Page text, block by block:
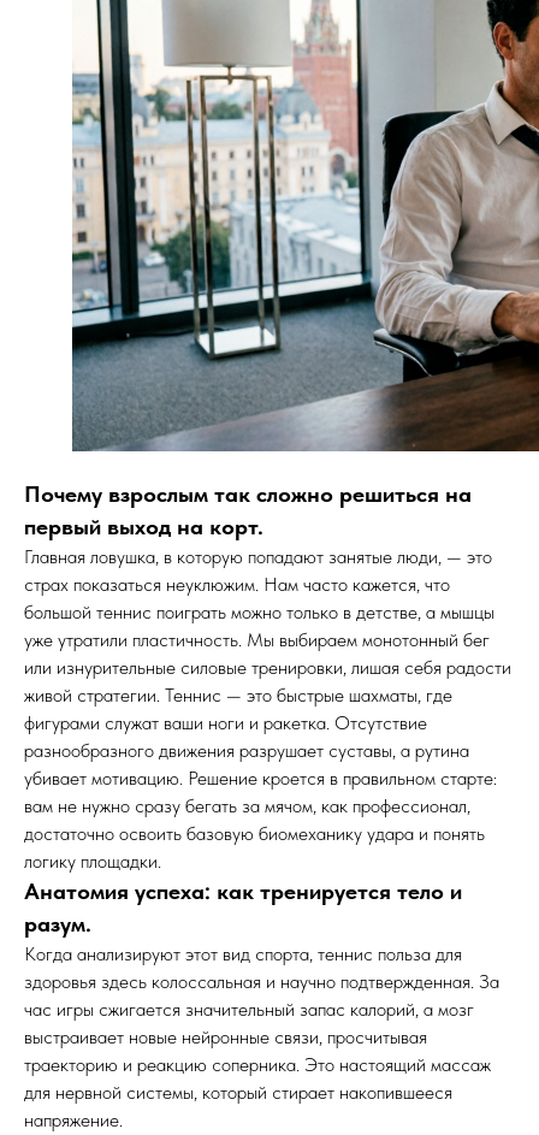
Почему взрослым так сложно решиться на
первый выход на корт.
Главная ловушка, в которую попадают занятые люди, — это
страх показаться неуклюжим. Нам часто кажется, что
большой теннис поиграть можно только в детстве, а мышцы
уже утратили пластичность. Мы выбираем монотонный бег
или изнурительные силовые тренировки, лишая себя радости
живой стратегии. Теннис — это быстрые шахматы, где
фигурами служат ваши ноги и ракетка. Отсутствие
разнообразного движения разрушает суставы, а рутина
убивает мотивацию. Решение кроется в правильном старте:
вам не нужно сразу бегать за мячом, как профессионал,
достаточно освоить базовую биомеханику удара и понять
логику площадки.
Анатомия успеха: как тренируется тело и
разум.
Когда анализируют этот вид спорта, теннис польза для
здоровья здесь колоссальная и научно подтвержденная. За
час игры сжигается значительный запас калорий, а мозг
выстраивает новые нейронные связи, просчитывая
траекторию и реакцию соперника. Это настоящий массаж
для нервной системы, который стирает накопившееся
напряжение.